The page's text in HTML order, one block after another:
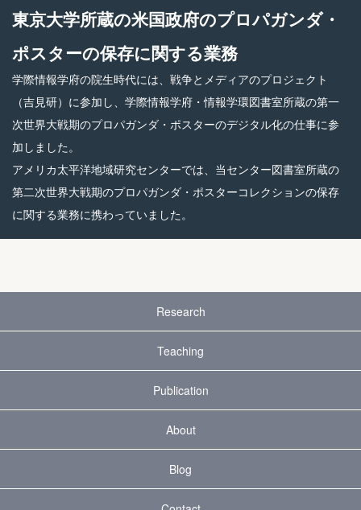
東京大学所蔵の米国政府のプロパガンダ・
ポスターの保存に関する業務
学際情報学府の院生時代には、戦争とメディアのプロジェクト
（吉見研）に参加し、学際情報学府・情報学環図書室所蔵の第一
次世界大戦期のプロパガンダ・ポスターのデジタル化の仕事に参
加しました。
アメリカ太平洋地域研究センターでは、当センター図書室所蔵の
第二次世界大戦期のプロパガンダ・ポスターコレクションの保存
に関する業務に携わっていました。
Research
Teaching
Publication
About
Blog